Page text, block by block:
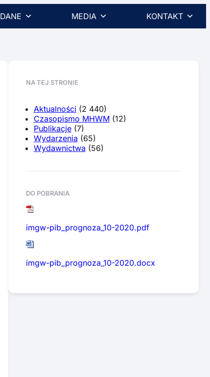
DANE MEDIA KONTAKT
NA TEJ STRONIE
Aktualności (2 440)
Czasopismo MHWM (12)
Publikacje(7)
Wydarzenia (65)
Wydawnictwa (56)
DO POBRANIA
imgw-pib_prognoza_10-2020.pdf
imgw-pib_prognoza_10-2020.docx